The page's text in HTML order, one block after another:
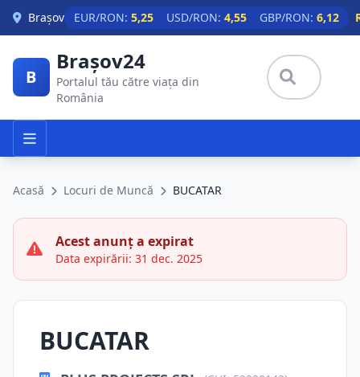
Skip to main content
Brașov EUR/RON: 5,25 USD/RON: 4,55 GBP/RON: 6,12
B
Brașov24
Portalul tău către viața din
România
Acasă Locuri de Muncă BUCATAR
Acest anunț a expirat
Data expirării: 31 dec. 2025
BUCATAR